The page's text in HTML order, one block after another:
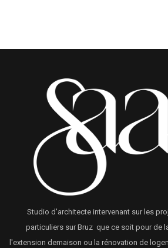
Studio d'architecte intervenant sur les
particuliers sur Bruz que ce soit pour de
l'extension demaison ou la rénovation de